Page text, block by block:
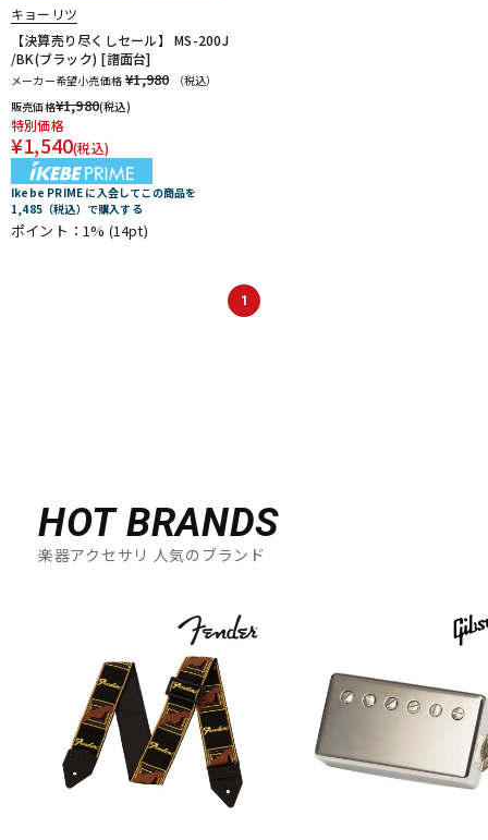
キョーリツ
【決算売り尽くしセール】 MS-200J
/BK(ブラック) [譜面台]
メーカー希望小売価格 ¥1,980
（税込）
販売価格¥1,980(税込)
特別価格
¥1,540(税込)
Ikebe PRIME に入会してこの商品を
1,485（税込）で購入する
ポイント：1% (14pt)
1
HOT BRANDS
楽器アクセサリ 人気のブランド